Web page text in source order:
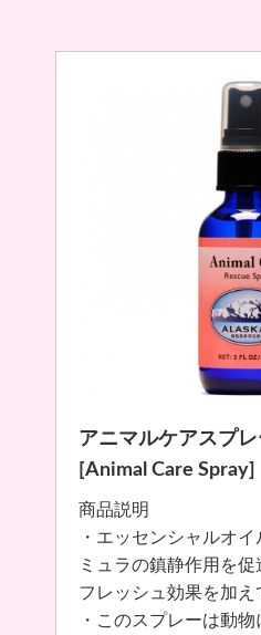
アニマルケアスプ
[Animal Care Spray]
商品説明
・エッセンシャルオ
ミュラの鎮静作用を
フレッシュ効果を加え
・このスプレーは動